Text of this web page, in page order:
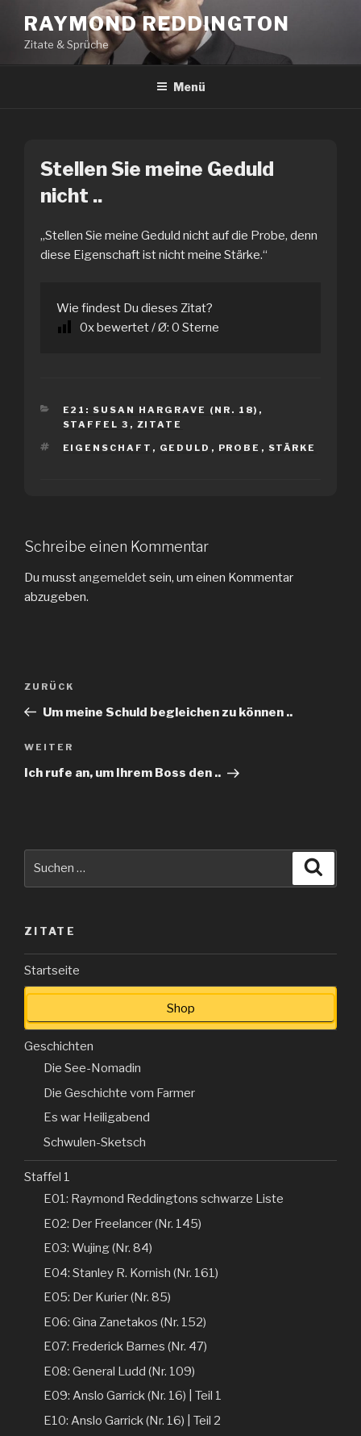
Inhalt
springen
RAYMOND REDDINGTON
Zitate & Sprüche
Menü
Stellen Sie meine Geduld
nicht ..
„Stellen Sie meine Geduld nicht auf die Probe, denn
diese Eigenschaft ist nicht meine Stärke.“
Wie findest Du dieses Zitat?
0x bewertet / Ø: 0 Sterne
KATEGORIEN
E21: SUSAN HARGRAVE (NR. 18) ,
STAFFEL 3 , ZITATE
SCHLAGWÖRTER
EIGENSCHAFT , GEDULD , PROBE , STÄRKE
Schreibe einen Kommentar
Du musstangemeldetsein, um einen Kommentar
abzugeben.
Beitragsnavigation
Vorheriger
Beitrag
ZURÜCK
Um meine Schuld begleichen zu können ..
Nächster
Beitrag
WEITER
Ich rufe an, um Ihrem Boss den ..
ZITATE
Startseite
Shop
Geschichten
Die See-Nomadin
Die Geschichte vom Farmer
Es war Heiligabend
Schwulen-Sketsch
Staffel 1
E01: Raymond Reddingtons schwarze Liste
E02: Der Freelancer (Nr. 145)
E03: Wujing (Nr. 84)
E04: Stanley R. Kornish (Nr. 161)
E05: Der Kurier (Nr. 85)
E06: Gina Zanetakos (Nr. 152)
E07: Frederick Barnes (Nr. 47)
E08: General Ludd (Nr. 109)
E09: Anslo Garrick (Nr. 16) | Teil 1
E10: Anslo Garrick (Nr. 16) | Teil 2